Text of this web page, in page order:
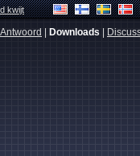
kwijt
Downloads